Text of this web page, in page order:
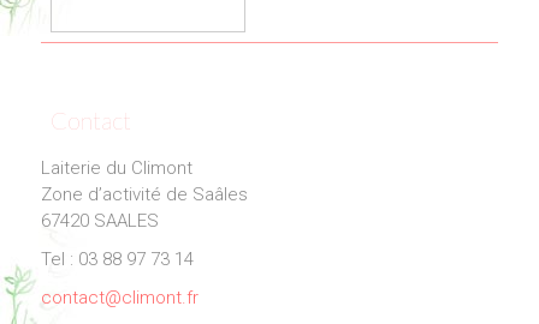
Contact
Laiterie du Climont
Zone d’activité de Saâles
67420 SAALES
Tel : 03 88 97 73 14
contact@climont.fr